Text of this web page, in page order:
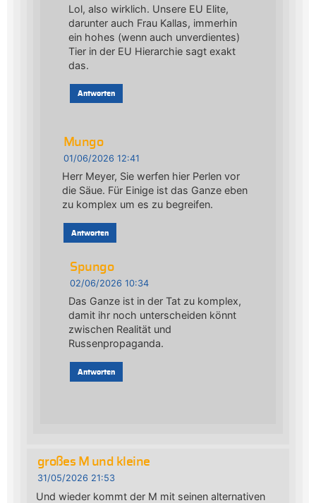
Lol, also wirklich. Unsere EU Elite,
darunter auch Frau Kallas, immerhin
ein hohes (wenn auch unverdientes)
Tier in der EU Hierarchie sagt exakt
das.
Antworten
Mungo
01/06/2026 12:41
Herr Meyer, Sie werfen hier Perlen vor
die Säue. Für Einige ist das Ganze eben
zu komplex um es zu begreifen.
Antworten
Spungo
02/06/2026 10:34
Das Ganze ist in der Tat zu komplex,
damit ihr noch unterscheiden könnt
zwischen Realität und
Russenpropaganda.
Antworten
großes M und kleine
31/05/2026 21:53
Und wieder kommt der M mit seinen alternativen